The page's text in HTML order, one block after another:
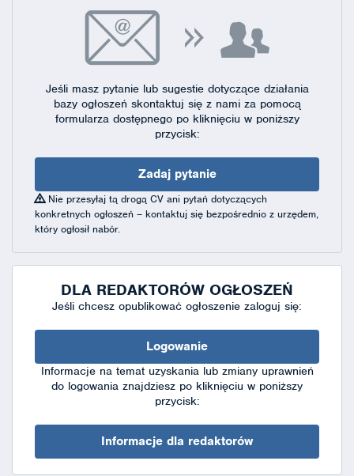
Jeśli masz pytanie lub sugestie dotyczące działania
bazy ogłoszeń skontaktuj się z nami za pomocą
formularza dostępnegopo kliknięciu w poniższy
przycisk:
Zadaj pytanie
Nie przesyłaj tą drogą CV ani pytań dotyczących
konkretnych ogłoszeń – kontaktuj się bezpośrednio z urzędem,
który ogłosił nabór.
DLA REDAKTORÓW OGŁOSZEŃ
Jeśli chcesz opublikować ogłoszenie zaloguj się:
Logowanie
Informacje na temat uzyskania lub zmiany uprawnień
do logowania znajdziesz po kliknięciu w poniższy
przycisk:
Informacje dla redaktorów